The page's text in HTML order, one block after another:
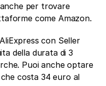
per trovare
come Amazon.
con Seller
della durata di 3
Puoi anche optare
costa 34 euro al